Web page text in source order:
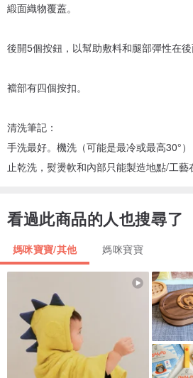
緞面織物覆蓋。
後開5個按鈕，以幫助敷料和腿部彈性在後
襠部有四個按扣。
清洗筆記：
手洗最好。機洗（可能是最冷或最高30°
止乾洗，熨燙軟和內部只能製造地點/工
看過此商品的人也搜尋了
媽咪寶寶/其他 媽咪寶寶